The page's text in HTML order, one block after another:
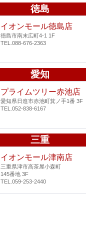
徳島
イオンモール徳島店
徳島市南末広町4-1 1F
TEL.088-676-2363
愛知
プライムツリー赤池店
愛知県日進市赤池町箕ノ手1番 3F
TEL.052-838-6167
三重
イオンモール津南店
三重県津市高茶屋小森町
145番地 3F
TEL.059-253-2440